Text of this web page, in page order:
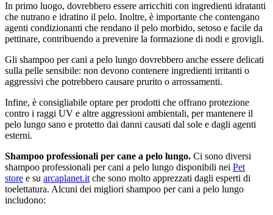
In primo luogo, dovrebbero essere arricchiti con ingredienti idratanti
che nutrano e idratino il pelo. Inoltre, è importante che contengano
agenti condizionanti che rendano il pelo morbido, setoso e facile da
pettinare, contribuendo a prevenire la formazione di nodi e grovigli.
Gli shampoo per cani a pelo lungo dovrebbero anche essere delicati
sulla pelle sensibile: non devono contenere ingredienti irritanti o
aggressivi che potrebbero causare prurito o arrossamenti.
Infine, è consigliabile optare per prodotti che offrano protezione
contro i raggi UV e altre aggressioni ambientali, per mantenere il
pelo lungo sano e protetto dai danni causati dal sole e dagli agenti
esterni.
Shampoo professionali per cane a pelo lungo. Ci sono diversi
shampoo professionali per cani a pelo lungo disponibili nei Pet
store e su arcaplanet.itche sono molto apprezzati dagli esperti di
toelettatura. Alcuni dei migliori shampoo per cani a pelo lungo
includono: